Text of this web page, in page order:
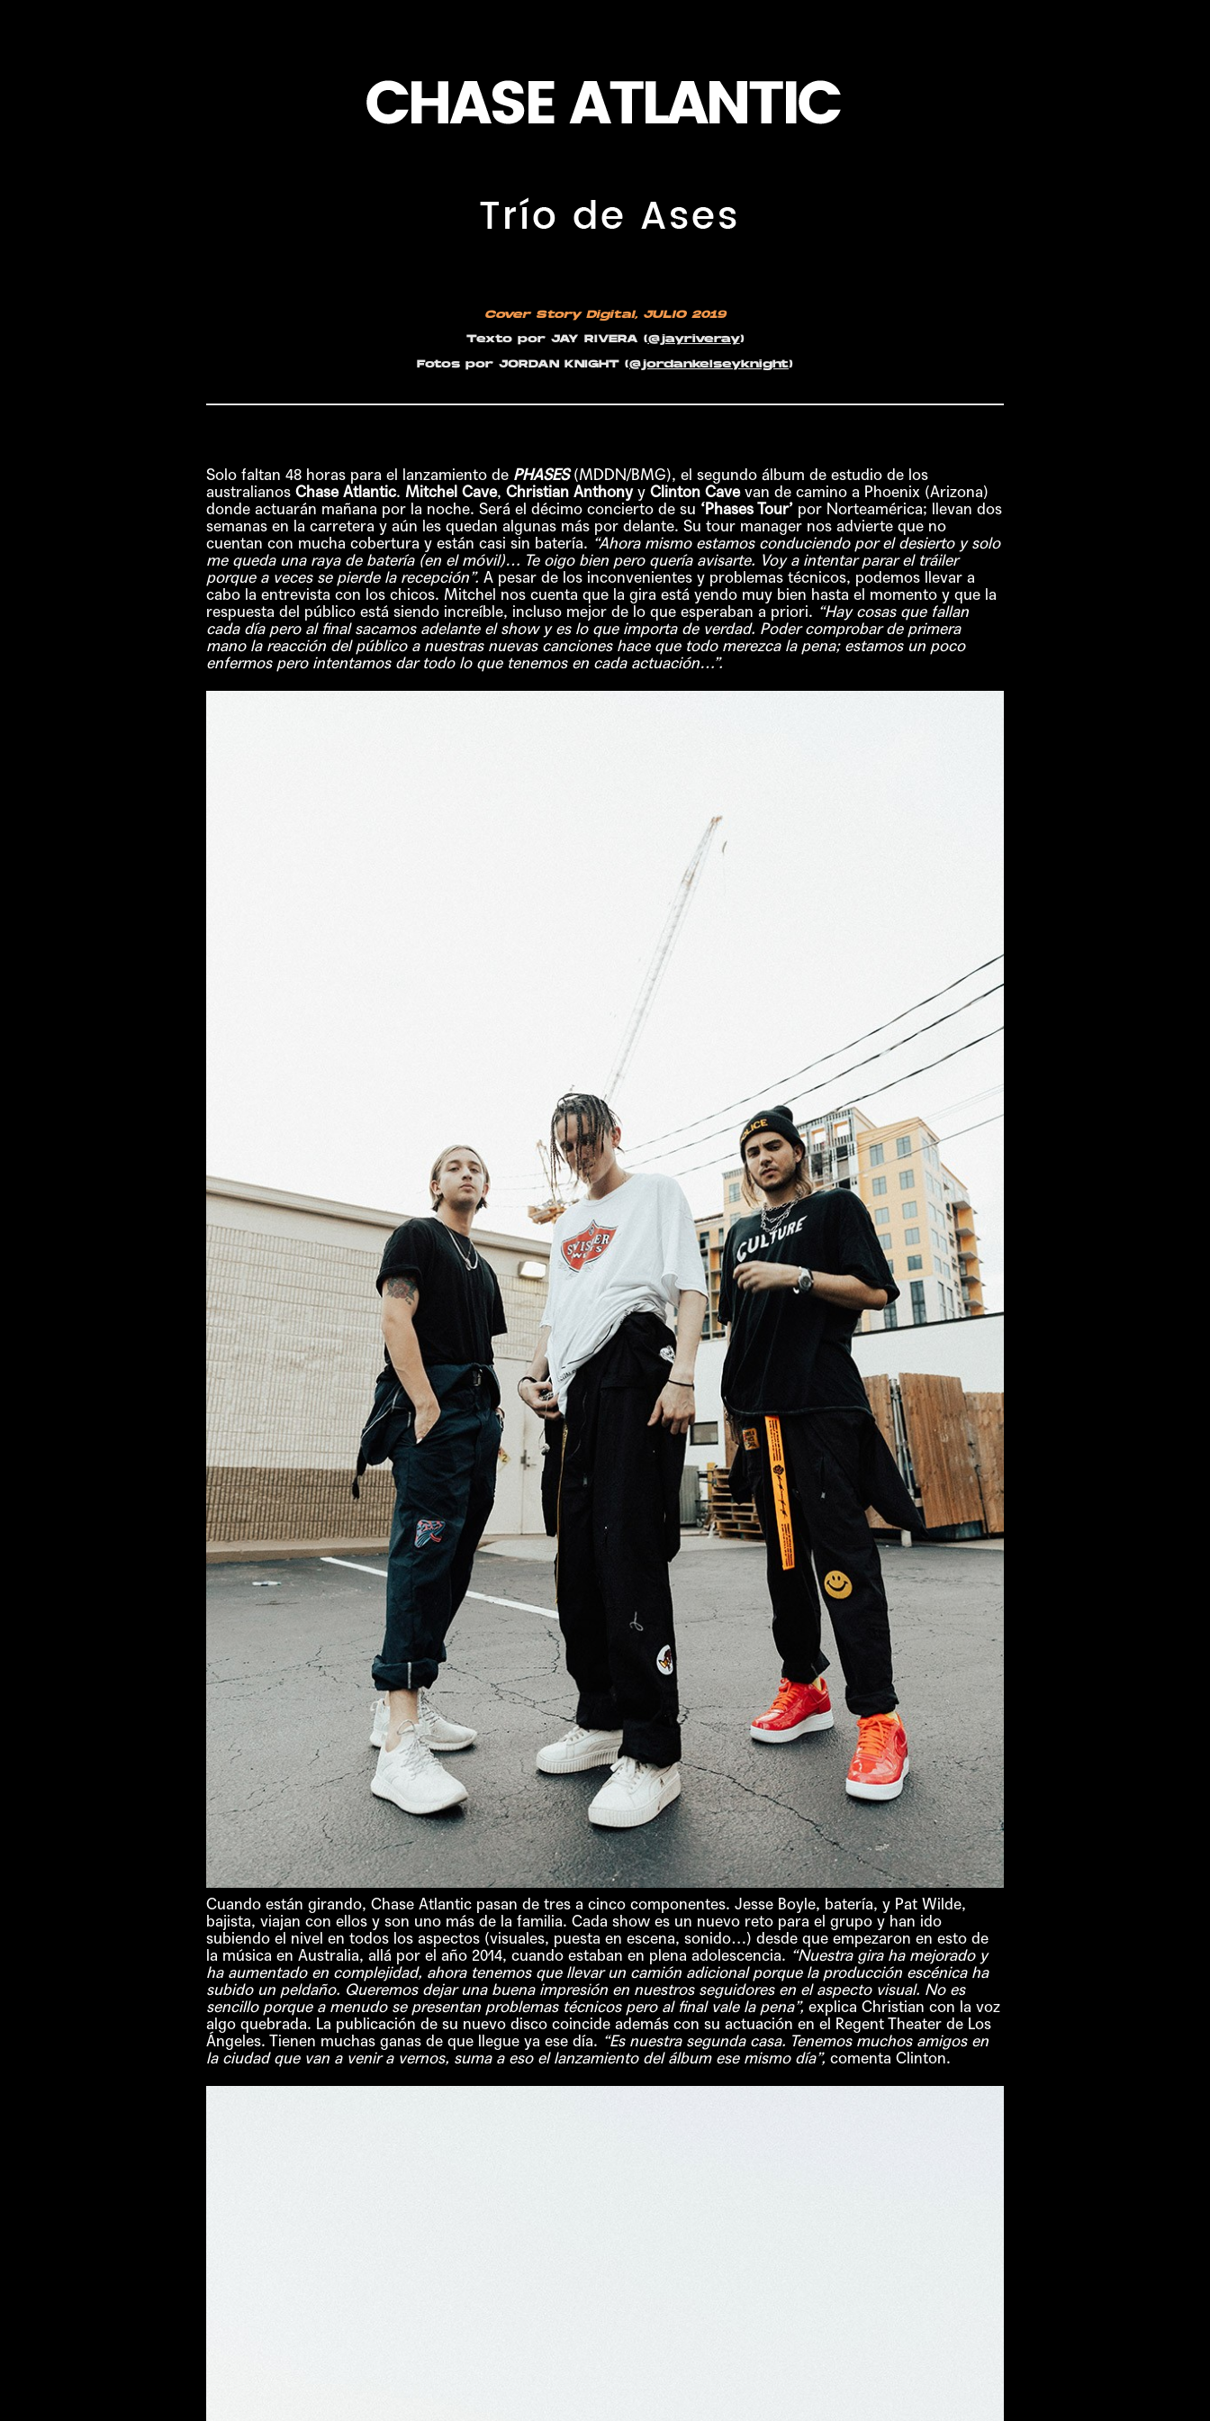
Cover Story Digital, JULIO 2019
Texto porJAY RIVERA (@jayriveray)
Fotos por JORDAN KNIGHT (@jordankelseyknight)
Solo faltan 48 horas para el lanzamiento de PHASES(MDDN/BMG), el segundo álbum de estudio de los
australianos Chase Atlantic. Mitchel Cave, Christian Anthonyy Clinton Cavevan de camino a Phoenix (Arizona)
donde actuarán mañana por la noche. Será el décimo concierto de su ‘Phases Tour’ por Norteamérica; llevan dos
semanas en la carretera y aún les quedan algunas más por delante. Su tour manager nos advierte que no
cuentan con mucha cobertura y están casi sin batería. “Ahora mismo estamos conduciendo por el desierto y solo
me queda una raya de batería (en el móvil)… Te oigo bien pero quería avisarte. Voy a intentar parar el tráiler
porque a veces se pierde la recepción”. A pesar de los inconvenientes y problemas técnicos, podemos llevar a
cabo la entrevista con los chicos. Mitchel nos cuenta que la gira está yendo muy bien hasta el momento y que la
respuesta del público está siendo increíble, incluso mejor de lo que esperaban a priori. “Hay cosas que fallan
cada día pero al final sacamos adelante el show y es lo que importa de verdad. Poder comprobar de primera
mano la reacción del público a nuestras nuevas canciones hace que todo merezca la pena; estamos un poco
enfermos pero intentamos dar todo lo que tenemos en cada actuación…”.
Cuando están girando, Chase Atlantic pasan de tres a cinco componentes. Jesse Boyle, batería, y Pat Wilde,
bajista, viajan con ellos y son uno más de la familia. Cada show es un nuevo reto para el grupo y han ido
subiendo el nivel en todos los aspectos (visuales, puesta en escena, sonido…) desde que empezaron en esto de
la música en Australia, allá por el año 2014, cuando estaban en plena adolescencia. “Nuestra gira ha mejorado y
ha aumentado en complejidad, ahora tenemos que llevar un camión adicional porque la producción escénica ha
subido un peldaño. Queremos dejar una buena impresión en nuestros seguidores en el aspecto visual. No es
sencillo porque a menudo se presentan problemas técnicos pero al final vale la pena”, explica Christian con la voz
algo quebrada. La publicación de su nuevo disco coincide además con su actuación en el Regent Theater de Los
Ángeles. Tienen muchas ganas de que llegue ya ese día. “Es nuestra segunda casa. Tenemos muchos amigos en
la ciudad que van a venir a vernos, suma a eso el lanzamiento del álbum ese mismo día”, comenta Clinton.